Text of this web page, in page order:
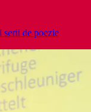
serii de poezie